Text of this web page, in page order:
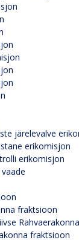
järelevalve
erikomisjon
erikomisjon
fraktsioon
fraktsioon